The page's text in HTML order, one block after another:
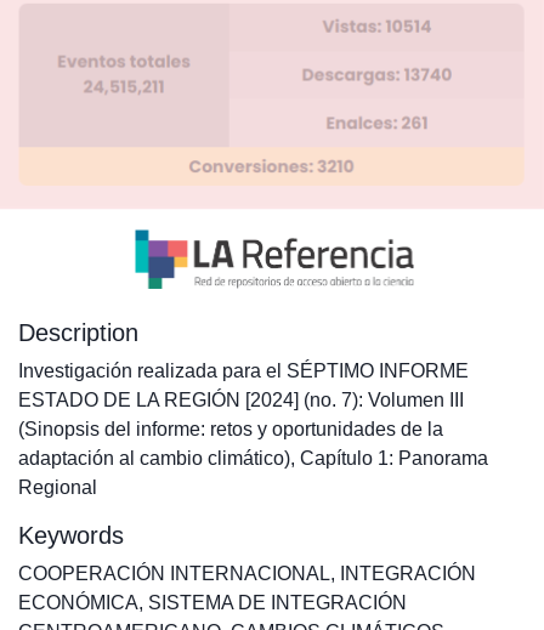
Description
Investigación realizada para el SÉPTIMO INFORME
ESTADO DE LA REGIÓN [2024] (no. 7): Volumen III
(Sinopsis del informe: retos y oportunidades de la
adaptación al cambio climático), Capítulo 1: Panorama
Regional
Keywords
COOPERACIÓN INTERNACIONAL,
INTEGRACIÓN
ECONÓMICA, SISTEMA DE INTEGRACIÓN